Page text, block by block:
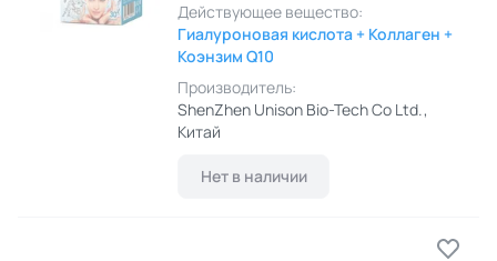
Действующее вещество:
Гиалуроновая кислота + Коллаген +
Коэнзим Q10
Производитель:
ShenZhen Unison Bio-Tech Co Ltd.,
Китай
Нет в наличии